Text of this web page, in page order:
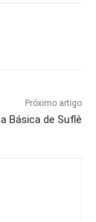
Próximo artigo
Básica de Suflê